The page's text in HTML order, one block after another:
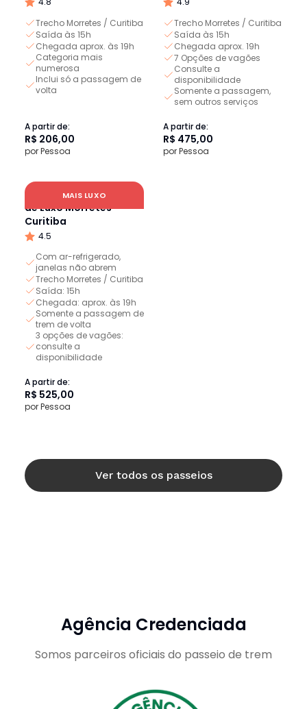
Trecho Morretes / Curitiba
Saída às 15h
Chegada aprox. às 19h
Categoria mais
numerosa
Inclui só a passagem de
volta
A partir de:
R$ 206,00
por Pessoa
Trecho Morretes / Curitiba
Saída às 15h
Chegada aprox. 19h
7 Opções de vagões
Consulte a
disponibilidade
Somente a passagem,
sem outros serviços
A partir de:
R$ 475,00
por Pessoa
MAIS LUXO
Passagem Volta Trem
de Luxo Morretes -
Curitiba
4.5
Com ar-refrigerado,
janelas não abrem
Trecho Morretes / Curitiba
Saída: 15h
Chegada: aprox. às 19h
Somente a passagem de
trem de volta
3 opções de vagões:
consulte a
disponibilidade
A partir de:
R$ 525,00
por Pessoa
Ver todos os passeios
Agência Credenciada
Somos parceiros oficiais do passeio de trem